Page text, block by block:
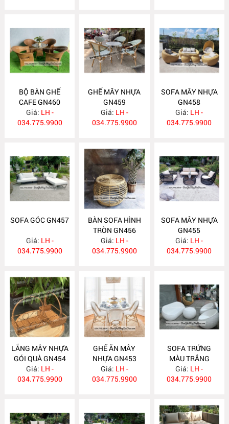
BỘ BÀN GHẾ
CAFE GN460
Giá: LH -
034.775.9900
GHẾ MÂY NHỰA
GN459
Giá: LH -
034.775.9900
SOFA MÂY NHỰA
GN458
Giá: LH -
034.775.9900
SOFA GÓC GN457
Giá: LH -
034.775.9900
BÀN SOFA HÌNH
TRÒN GN456
Giá: LH -
034.775.9900
SOFA MÂY NHỰA
GN455
Giá: LH -
034.775.9900
LẴNG MÂY NHỰA
GÓI QUÀ GN454
Giá: LH -
034.775.9900
GHẾ ĂN MÂY
NHỰA GN453
Giá: LH -
034.775.9900
SOFA TRỨNG
MÀU TRẮNG
GN452
Giá: LH -
034.775.9900